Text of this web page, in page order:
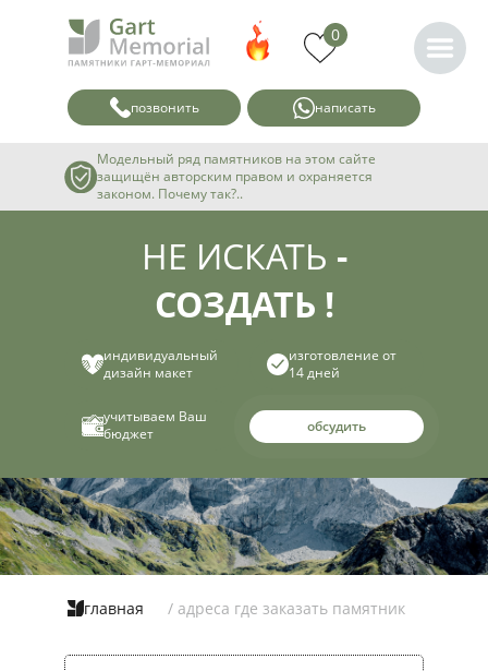
0
позвонить написать
Модельный ряд памятников на этом сайте
защищён авторским правом и охраняется
законом. Почему так?..
НЕ ИСКАТЬ -
СОЗДАТЬ !
индивидуальный
дизайн макет
изготовление от
14 дней
учитываем Ваш
бюджет
обсудить
главная / адреса где заказать памятник